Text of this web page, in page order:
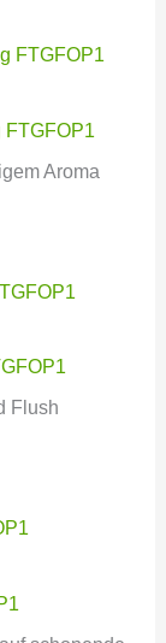
FTGFOP1
Aroma
Flush